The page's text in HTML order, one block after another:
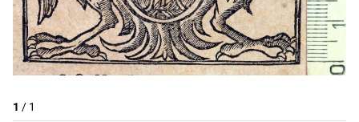
1 / 1